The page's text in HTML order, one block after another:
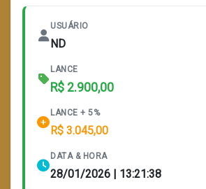
USUÁRIO
ND
LANCE
R$ 2.900,00
LANCE + 5%
R$ 3.045,00
DATA & HORA
28/01/2026 | 13:21:38